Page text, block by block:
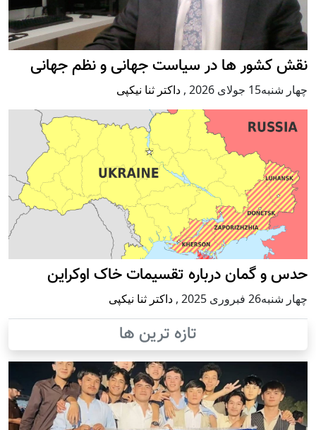
نقش کشور ها در سیاست جهانی و نظم جهانی
چهار شنبه15 جولای 2026 , داکتر ثنا نیکپی
حدس و گمان درباره تقسیمات خاک اوکراین
چهار شنبه26 فبروری 2025 , داکتر ثنا نیکپی
تازه ترین ها